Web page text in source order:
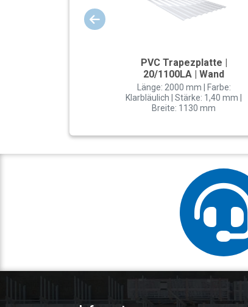
PVC Trapezplatte |
20/1100LA | Wand
Länge: 2000 mm | Farbe:
Klarbläulich | Stärke: 1,40 mm |
Breite: 1130 mm